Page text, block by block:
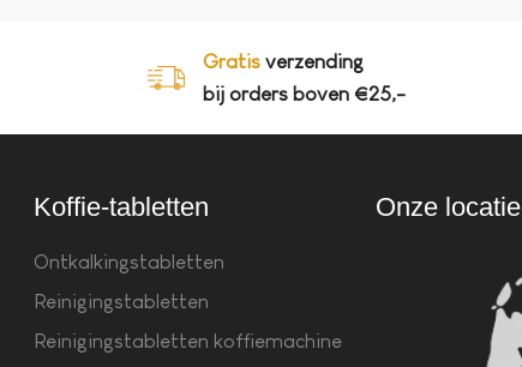
Gratis verzending
bij orders boven €25,-
Koffie-tabletten
Ontkalkingstabletten
Reinigingstabletten
Reinigingstabletten koffiemachine
Onze locatie